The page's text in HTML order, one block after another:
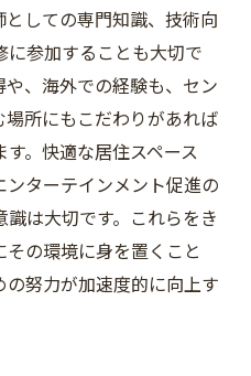
しての専門知識、技術向
参加することも大切で
、海外での経験も、セン
所にもこだわりがあれば
。快適な居住スペース
ターテインメント促進の
は大切です。これらをき
の環境に身を置くこと
努力が加速度的に向上す